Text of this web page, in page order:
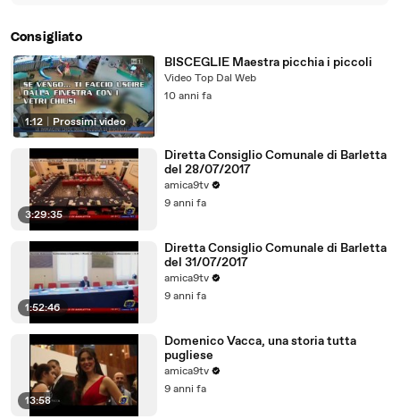
Consigliato
1:12 Prossimi video
BISCEGLIE Maestra picchia i piccoli
Video Top Dal Web
10 anni fa
3:29:35
Diretta Consiglio Comunale di Barletta
del 28/07/2017
amica9tv
9 anni fa
1:52:46
Diretta Consiglio Comunale di Barletta
del 31/07/2017
amica9tv
9 anni fa
13:58
Domenico Vacca, una storia tutta
pugliese
amica9tv
9 anni fa